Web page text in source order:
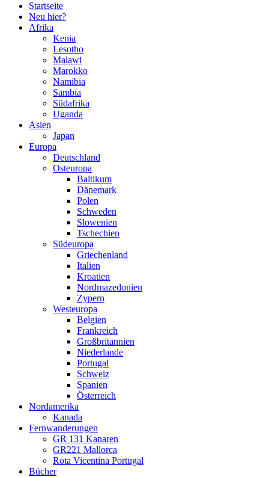
Startseite
Neu hier?
Afrika
Kenia
Lesotho
Malawi
Marokko
Namibia
Sambia
Südafrika
Uganda
Asien
Japan
Europa
Deutschland
Osteuropa
Baltikum
Dänemark
Polen
Schweden
Slowenien
Tschechien
Südeuropa
Griechenland
Italien
Kroatien
Nordmazedonien
Zypern
Westeuropa
Belgien
Frankreich
Großbritannien
Niederlande
Portugal
Schweiz
Spanien
Österreich
Nordamerika
Kanada
Fernwanderungen
GR 131 Kanaren
GR221 Mallorca
Rota Vicentina Portugal
Bücher